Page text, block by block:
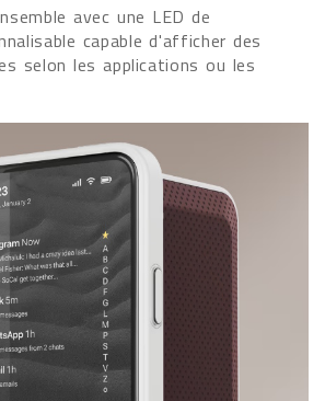
avec une LED de
capable d'afficher des
selon les applications ou les